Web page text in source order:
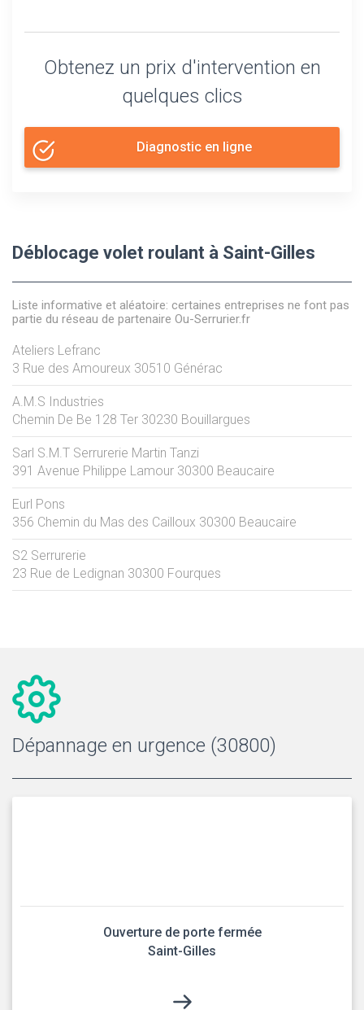
Obtenez un prix d'intervention en
quelques clics
Diagnostic en ligne
Déblocage volet roulant à Saint-Gilles
Liste informative et aléatoire: certaines entreprises ne font pas
partie du réseau de partenaire Ou-Serrurier.fr
Ateliers Lefranc
3 Rue des Amoureux 30510 Générac
A.M.S Industries
Chemin De Be 128 Ter 30230 Bouillargues
Sarl S.M.T Serrurerie Martin Tanzi
391 Avenue Philippe Lamour 30300 Beaucaire
Eurl Pons
356 Chemin du Mas des Cailloux 30300 Beaucaire
S2 Serrurerie
23 Rue de Ledignan 30300 Fourques
Dépannage en urgence (30800)
Ouverture de porte fermée
Saint-Gilles